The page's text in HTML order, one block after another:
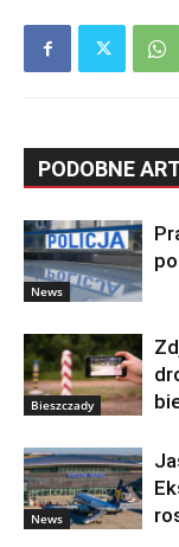
PODOBNE
News
Bieszczady
News